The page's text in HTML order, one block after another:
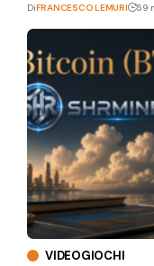
DiFRANCESCO LEMURI 59
VIDEOGIOCHI